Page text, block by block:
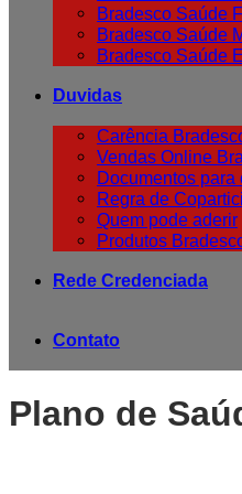
Bradesco Saúde
Bradesco Saúde
Bradesco Saúde
Duvidas
Carência
Vendas Online
Documentos para
Regra de
Quem pode aderir
Produtos
Rede Credenciada
Contato
Plano de